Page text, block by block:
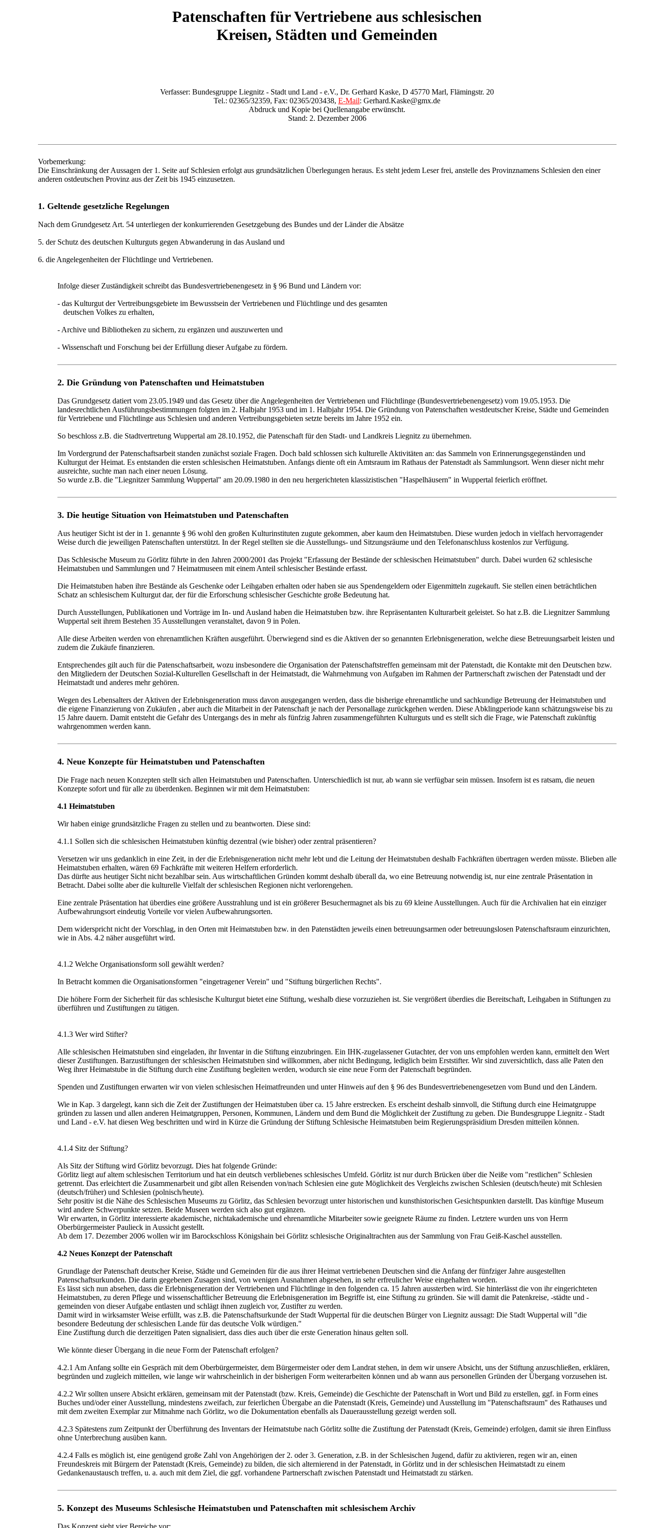
Patenschaften für Vertriebene aus schlesischen
Kreisen, Städten und Gemeinden
Verfasser: Bundesgruppe Liegnitz - Stadt und Land - e.V., Dr. Gerhard Kaske, D 45770 Marl, Flämingstr. 20
Tel.: 02365/32359, Fax: 02365/203438, E-Mail: Gerhard.Kaske@gmx.de
Abdruck und Kopie bei Quellenangabe erwünscht.
Stand: 2. Dezember 2006
Vorbemerkung:
Die Einschränkung der Aussagen der 1. Seite auf Schlesien erfolgt aus grundsätzlichen Überlegungen heraus. Es steht jedem Leser frei, anstelle des Provinznamens Schlesien den einer
anderen ostdeutschen Provinz aus der Zeit bis 1945 einzusetzen.
1. Geltende gesetzliche Regelungen
Nach dem Grundgesetz Art. 54 unterliegen der konkurrierenden Gesetzgebung des Bundes und der Länder die Absätze
5. der Schutz des deutschen Kulturguts gegen Abwanderung in das Ausland und
6. die Angelegenheiten der Flüchtlinge und Vertriebenen.
Infolge dieser Zuständigkeit schreibt das Bundesvertriebenengesetz in § 96 Bund und Ländern vor:
- das Kulturgut der Vertreibungsgebiete im Bewusstsein der Vertriebenen und Flüchtlinge und des gesamten
deutschen Volkes zu erhalten,
- Archive und Bibliotheken zu sichern, zu ergänzen und auszuwerten und
- Wissenschaft und Forschung bei der Erfüllung dieser Aufgabe zu fördern.
2. Die Gründung von Patenschaften und Heimatstuben
Das Grundgesetz datiert vom 23.05.1949 und das Gesetz über die Angelegenheiten der Vertriebenen und Flüchtlinge (Bundesvertriebenengesetz) vom 19.05.1953. Die
landesrechtlichen Ausführungsbestimmungen folgten im 2. Halbjahr 1953 und im 1. Halbjahr 1954. Die Gründung von Patenschaften westdeutscher Kreise, Städte und Gemeinden
für Vertriebene und Flüchtlinge aus Schlesien und anderen Vertreibungsgebieten setzte bereits im Jahre 1952 ein.
So beschloss z.B. die Stadtvertretung Wuppertal am 28.10.1952, die Patenschaft für den Stadt- und Landkreis Liegnitz zu übernehmen.
Im Vordergrund der Patenschaftsarbeit standen zunächst soziale Fragen. Doch bald schlossen sich kulturelle Aktivitäten an: das Sammeln von Erinnerungsgegenständen und
Kulturgut der Heimat. Es entstanden die ersten schlesischen Heimatstuben. Anfangs diente oft ein Amtsraum im Rathaus der Patenstadt als Sammlungsort. Wenn dieser nicht mehr
ausreichte, suchte man nach einer neuen Lösung.
So wurde z.B. die "Liegnitzer Sammlung Wuppertal" am 20.09.1980 in den neu hergerichteten klassizistischen "Haspelhäusern" in Wuppertal feierlich eröffnet.
3. Die heutige Situation von Heimatstuben und Patenschaften
Aus heutiger Sicht ist der in 1. genannte § 96 wohl den großen Kulturinstituten zugute gekommen, aber kaum den Heimatstuben. Diese wurden jedoch in vielfach hervorragender
Weise durch die jeweiligen Patenschaften unterstützt. In der Regel stellten sie die Ausstellungs- und Sitzungsräume und den Telefonanschluss kostenlos zur Verfügung.
Das Schlesische Museum zu Görlitz führte in den Jahren 2000/2001 das Projekt "Erfassung der Bestände der schlesischen Heimatstuben" durch. Dabei wurden 62 schlesische
Heimatstuben und Sammlungen und 7 Heimatmuseen mit einem Anteil schlesischer Bestände erfasst.
Die Heimatstuben haben ihre Bestände als Geschenke oder Leihgaben erhalten oder haben sie aus Spendengeldern oder Eigenmitteln zugekauft. Sie stellen einen beträchtlichen
Schatz an schlesischem Kulturgut dar, der für die Erforschung schlesischer Geschichte große Bedeutung hat.
Durch Ausstellungen, Publikationen und Vorträge im In- und Ausland haben die Heimatstuben bzw. ihre Repräsentanten Kulturarbeit geleistet. So hat z.B. die Liegnitzer Sammlung
Wuppertal seit ihrem Bestehen 35 Ausstellungen veranstaltet, davon 9 in Polen.
Alle diese Arbeiten werden von ehrenamtlichen Kräften ausgeführt. Überwiegend sind es die Aktiven der so genannten Erlebnisgeneration, welche diese Betreuungsarbeit leisten und
zudem die Zukäufe finanzieren.
Entsprechendes gilt auch für die Patenschaftsarbeit, wozu insbesondere die Organisation der Patenschaftstreffen gemeinsam mit der Patenstadt, die Kontakte mit den Deutschen bzw.
den Mitgliedern der Deutschen Sozial-Kulturellen Gesellschaft in der Heimatstadt, die Wahrnehmung von Aufgaben im Rahmen der Partnerschaft zwischen der Patenstadt und der
Heimatstadt und anderes mehr gehören.
Wegen des Lebensalters der Aktiven der Erlebnisgeneration muss davon ausgegangen werden, dass die bisherige ehrenamtliche und sachkundige Betreuung der Heimatstuben und
die eigene Finanzierung von Zukäufen , aber auch die Mitarbeit in der Patenschaft je nach der Personallage zurückgehen werden. Diese Abklingperiode kann schätzungsweise bis zu
15 Jahre dauern. Damit entsteht die Gefahr des Untergangs des in mehr als fünfzig Jahren zusammengeführten Kulturguts und es stellt sich die Frage, wie Patenschaft zukünftig
wahrgenommen werden kann.
4. Neue Konzepte für Heimatstuben und Patenschaften
Die Frage nach neuen Konzepten stellt sich allen Heimatstuben und Patenschaften. Unterschiedlich ist nur, ab wann sie verfügbar sein müssen. Insofern ist es ratsam, die neuen
Konzepte sofort und für alle zu überdenken. Beginnen wir mit dem Heimatstuben:
4.1 Heimatstuben
Wir haben einige grundsätzliche Fragen zu stellen und zu beantworten. Diese sind:
4.1.1 Sollen sich die schlesischen Heimatstuben künftig dezentral (wie bisher) oder zentral präsentieren?
Versetzen wir uns gedanklich in eine Zeit, in der die Erlebnisgeneration nicht mehr lebt und die Leitung der Heimatstuben deshalb Fachkräften übertragen werden müsste. Blieben alle
Heimatstuben erhalten, wären 69 Fachkräfte mit weiteren Helfern erforderlich.
Das dürfte aus heutiger Sicht nicht bezahlbar sein. Aus wirtschaftlichen Gründen kommt deshalb überall da, wo eine Betreuung notwendig ist, nur eine zentrale Präsentation in
Betracht. Dabei sollte aber die kulturelle Vielfalt der schlesischen Regionen nicht verlorengehen.
Eine zentrale Präsentation hat überdies eine größere Ausstrahlung und ist ein größerer Besuchermagnet als bis zu 69 kleine Ausstellungen. Auch für die Archivalien hat ein einziger
Aufbewahrungsort eindeutig Vorteile vor vielen Aufbewahrungsorten.
Dem widerspricht nicht der Vorschlag, in den Orten mit Heimatstuben bzw. in den Patenstädten jeweils einen betreuungsarmen oder betreuungslosen Patenschaftsraum einzurichten,
wie in Abs. 4.2 näher ausgeführt wird.
4.1.2 Welche Organisationsform soll gewählt werden?
In Betracht kommen die Organisationsformen "eingetragener Verein" und "Stiftung bürgerlichen Rechts".
Die höhere Form der Sicherheit für das schlesische Kulturgut bietet eine Stiftung, weshalb diese vorzuziehen ist. Sie vergrößert überdies die Bereitschaft, Leihgaben in Stiftungen zu
überführen und Zustiftungen zu tätigen.
4.1.3 Wer wird Stifter?
Alle schlesischen Heimatstuben sind eingeladen, ihr Inventar in die Stiftung einzubringen. Ein IHK-zugelassener Gutachter, der von uns empfohlen werden kann, ermittelt den Wert
dieser Zustiftungen. Barzustiftungen der schlesischen Heimatstuben sind willkommen, aber nicht Bedingung, lediglich beim Erststifter. Wir sind zuversichtlich, dass alle Paten den
Weg ihrer Heimatstube in die Stiftung durch eine Zustiftung begleiten werden, wodurch sie eine neue Form der Patenschaft begründen.
Spenden und Zustiftungen erwarten wir von vielen schlesischen Heimatfreunden und unter Hinweis auf den § 96 des Bundesvertriebenengesetzen vom Bund und den Ländern.
Wie in Kap. 3 dargelegt, kann sich die Zeit der Zustiftungen der Heimatstuben über ca. 15 Jahre erstrecken. Es erscheint deshalb sinnvoll, die Stiftung durch eine Heimatgruppe
gründen zu lassen und allen anderen Heimatgruppen, Personen, Kommunen, Ländern und dem Bund die Möglichkeit der Zustiftung zu geben. Die Bundesgruppe Liegnitz - Stadt
und Land - e.V. hat diesen Weg beschritten und wird in Kürze die Gründung der Stiftung Schlesische Heimatstuben beim Regierungspräsidium Dresden mitteilen können.
4.1.4 Sitz der Stiftung?
Als Sitz der Stiftung wird Görlitz bevorzugt. Dies hat folgende Gründe:
Görlitz liegt auf altem schlesischen Territorium und hat ein deutsch verbliebenes schlesisches Umfeld. Görlitz ist nur durch Brücken über die Neiße vom "restlichen" Schlesien
getrennt. Das erleichtert die Zusammenarbeit und gibt allen Reisenden von/nach Schlesien eine gute Möglichkeit des Vergleichs zwischen Schlesien (deutsch/heute) mit Schlesien
(deutsch/früher) und Schlesien (polnisch/heute).
Sehr positiv ist die Nähe des Schlesischen Museums zu Görlitz, das Schlesien bevorzugt unter historischen und kunsthistorischen Gesichtspunkten darstellt. Das künftige Museum
wird andere Schwerpunkte setzen. Beide Museen werden sich also gut ergänzen.
Wir erwarten, in Görlitz interessierte akademische, nichtakademische und ehrenamtliche Mitarbeiter sowie geeignete Räume zu finden. Letztere wurden uns von Herrn
Oberbürgermeister Paulieck in Aussicht gestellt.
Ab dem 17. Dezember 2006 wollen wir im Barockschloss Königshain bei Görlitz schlesische Originaltrachten aus der Sammlung von Frau Geiß-Kaschel ausstellen.
4.2 Neues Konzept der Patenschaft
Grundlage der Patenschaft deutscher Kreise, Städte und Gemeinden für die aus ihrer Heimat vertriebenen Deutschen sind die Anfang der fünfziger Jahre ausgestellten
Patenschaftsurkunden. Die darin gegebenen Zusagen sind, von wenigen Ausnahmen abgesehen, in sehr erfreulicher Weise eingehalten worden.
Es lässt sich nun absehen, dass die Erlebnisgeneration der Vertriebenen und Flüchtlinge in den folgenden ca. 15 Jahren aussterben wird. Sie hinterlässt die von ihr eingerichteten
Heimatstuben, zu deren Pflege und wissenschaftlicher Betreuung die Erlebnisgeneration im Begriffe ist, eine Stiftung zu gründen. Sie will damit die Patenkreise, -städte und -
gemeinden von dieser Aufgabe entlasten und schlägt ihnen zugleich vor, Zustifter zu werden.
Damit wird in wirksamster Weise erfüllt, was z.B. die Patenschaftsurkunde der Stadt Wuppertal für die deutschen Bürger von Liegnitz aussagt: Die Stadt Wuppertal will "die
besondere Bedeutung der schlesischen Lande für das deutsche Volk würdigen."
Eine Zustiftung durch die derzeitigen Paten signalisiert, dass dies auch über die erste Generation hinaus gelten soll.
Wie könnte dieser Übergang in die neue Form der Patenschaft erfolgen?
4.2.1 Am Anfang sollte ein Gespräch mit dem Oberbürgermeister, dem Bürgermeister oder dem Landrat stehen, in dem wir unsere Absicht, uns der Stiftung anzuschließen, erklären,
begründen und zugleich mitteilen, wie lange wir wahrscheinlich in der bisherigen Form weiterarbeiten können und ab wann aus personellen Gründen der Übergang vorzusehen ist.
4.2.2 Wir sollten unsere Absicht erklären, gemeinsam mit der Patenstadt (bzw. Kreis, Gemeinde) die Geschichte der Patenschaft in Wort und Bild zu erstellen, ggf. in Form eines
Buches und/oder einer Ausstellung, mindestens zweifach, zur feierlichen Übergabe an die Patenstadt (Kreis, Gemeinde) und Ausstellung im "Patenschaftsraum" des Rathauses und
mit dem zweiten Exemplar zur Mitnahme nach Görlitz, wo die Dokumentation ebenfalls als Dauerausstellung gezeigt werden soll.
4.2.3 Spätestens zum Zeitpunkt der Überführung des Inventars der Heimatstube nach Görlitz sollte die Zustiftung der Patenstadt (Kreis, Gemeinde) erfolgen, damit sie ihren Einfluss
ohne Unterbrechung ausüben kann.
4.2.4 Falls es möglich ist, eine genügend große Zahl von Angehörigen der 2. oder 3. Generation, z.B. in der Schlesischen Jugend, dafür zu aktivieren, regen wir an, einen
Freundeskreis mit Bürgern der Patenstadt (Kreis, Gemeinde) zu bilden, die sich alternierend in der Patenstadt, in Görlitz und in der schlesischen Heimatstadt zu einem
Gedankenaustausch treffen, u. a. auch mit dem Ziel, die ggf. vorhandene Partnerschaft zwischen Patenstadt und Heimatstadt zu stärken.
5. Konzept des Museums Schlesische Heimatstuben und Patenschaften mit schlesischem Archiv
Das Konzept sieht vier Bereiche vor: